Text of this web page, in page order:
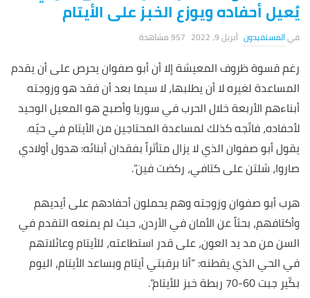
g
يُعيل أحفاده ويوزع الخبز على الأيتام
المستفيدون أبريل 9, 2022 957 ‎مشاهدة
رغم قسوة ظروف المعيشة إلا أن أبو صفوان يحرص على أن يقدم
المساعدة لغيره لا أن يطلبها، لا سيما بعد أن فقد هو وزوجته
أبناءهم الأربعة خلال الحرب في سوريا وأصبح هو المعيل الوحيد
لأحفاده، فاتّجه كذلك لمساعدة المحتاجين من الأيتام في حيّه.
يقول أبو صفوان الذي لا يزال متأثراً بفقدان أبنائه: هدول أولادي
صاروا، شلتن على كتافي، ركضت فين”.
هرب أبو صفوان وزوجته وهم يحملون أحفادهم على أيديهم
وأكتافهم، بحثاً عن الأمان في الأردن، حيث لم يمنعه التقدم في
السن من مد يد العون، على قدر استطاعته، للأيتام وعائلاتهم
في الحي الذي يقطنه: “أنا برقبتي أيتام وبساعد الأيتام، اليوم
بكّير جبت 60-70 ربطة خبز للأيتام”.